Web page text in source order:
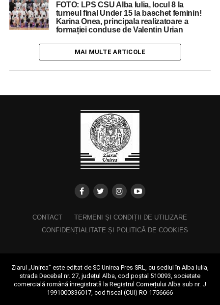
FOTO: LPS CSU Alba Iulia, locul 8 la
turneul final Under 15 la baschet feminin!
Karina Onea, principala realizatoare a
formației conduse de Valentin Urian
MAI MULTE ARTICOLE
CONTACT
TERMENI ȘI CONDIȚII DE UTILIZARE
CONFIDENȚIALITATE ȘI POLITICĂ DE COOKIES
Ziarul „Unirea” este editat de SC Unirea Pres SRL, cu sediul în Alba Iulia,
strada Decebal nr. 27, județul Alba, cod poștal 510093, societate
comercială română înregistrată la Registrul Comerțului Alba sub nr. J
1991000336017, cod fiscal (CUI) RO 1756666